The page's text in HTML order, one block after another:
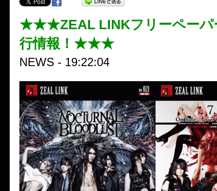
★★★ZEAL LINKフリーペーパ
行情報！★★★
NEWS - 19:22:04